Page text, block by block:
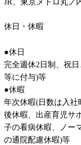
JR、東京メトロ丸ノ
休日・休暇
●休日
完全週休2日制、祝
等に付与)等
●休暇
年次休暇(日数は入
後休暇、出産育児サ
子の看病休暇、ノー
の通院配慮休暇)等